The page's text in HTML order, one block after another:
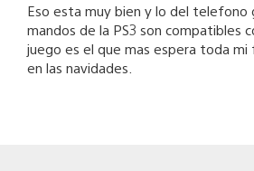
Eso esta muy bien y lo del telefono
mandos de la PS3 son compatibles
juego es el que mas espera toda mi
en las navidades.